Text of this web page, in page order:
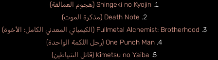
Shingeki no Kyojin (هجوم العمالقة)
Death Note (مذكرة الموت)
Fullmetal Alchemist: Brotherhood (الكيميائي المعدني الكامل: الأخوة)
One Punch Man (رجل اللكمة الواحدة)
Kimetsu no Yaiba (قاتل الشياطين)